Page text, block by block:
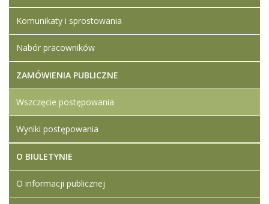
Komunikaty i sprostowania
Nabór pracowników
ZAMÓWIENIA PUBLICZNE
Wszczęcie postępowania
Wyniki postępowania
O BIULETYNIE
O informacji publicznej